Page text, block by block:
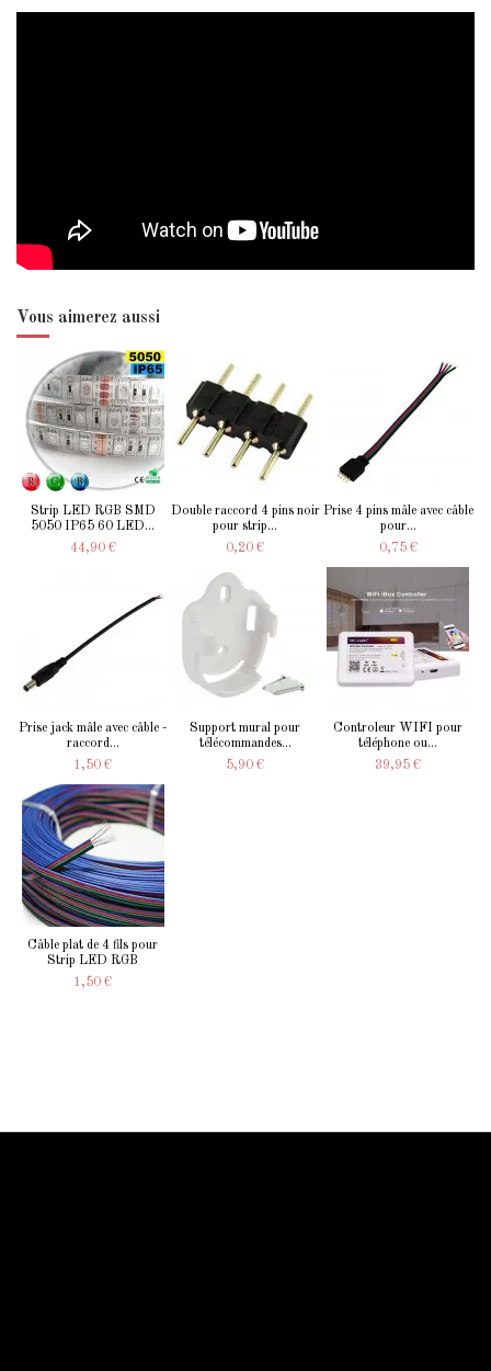
Vous aimerez aussi
Strip LED RGB SMD
5050 IP65 60 LED...
44,90 €
Double raccord 4 pins noir
pour strip...
0,20 €
Prise 4 pins mâle avec câble
pour...
0,75 €
Prise jack mâle avec câble -
raccord...
1,50 €
Support mural pour
télécommandes...
5,90 €
Controleur WIFI pour
téléphone ou...
39,95 €
Câble plat de 4 fils pour
Strip LED RGB
1,50 €